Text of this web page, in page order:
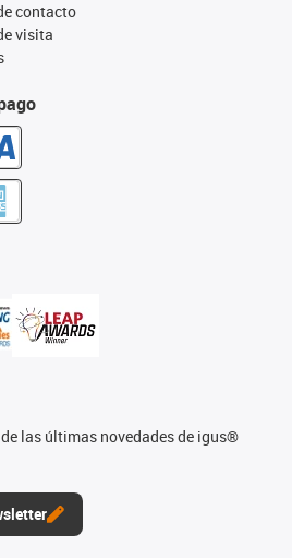
las últimas novedades de igus®
contacto
visita